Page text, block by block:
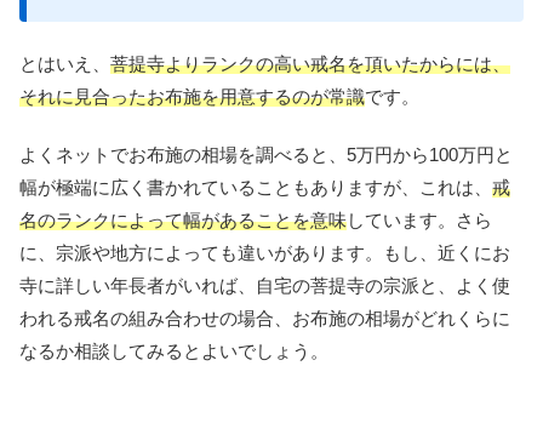
とはいえ、 菩提寺よりランクの高い戒名を頂いたからには、
それに見合ったお布施を用意するのが常識です。
よくネットでお布施の相場を調べると、5万円から100万円と
幅が極端に広く書かれていることもありますが、これは、 戒
名のランクによって幅があることを意味しています。さら
に、宗派や地方によっても違いがあります。もし、近くにお
寺に詳しい年長者がいれば、自宅の菩提寺の宗派と、よく使
われる戒名の組み合わせの場合、お布施の相場がどれくらに
なるか相談してみるとよいでしょう。